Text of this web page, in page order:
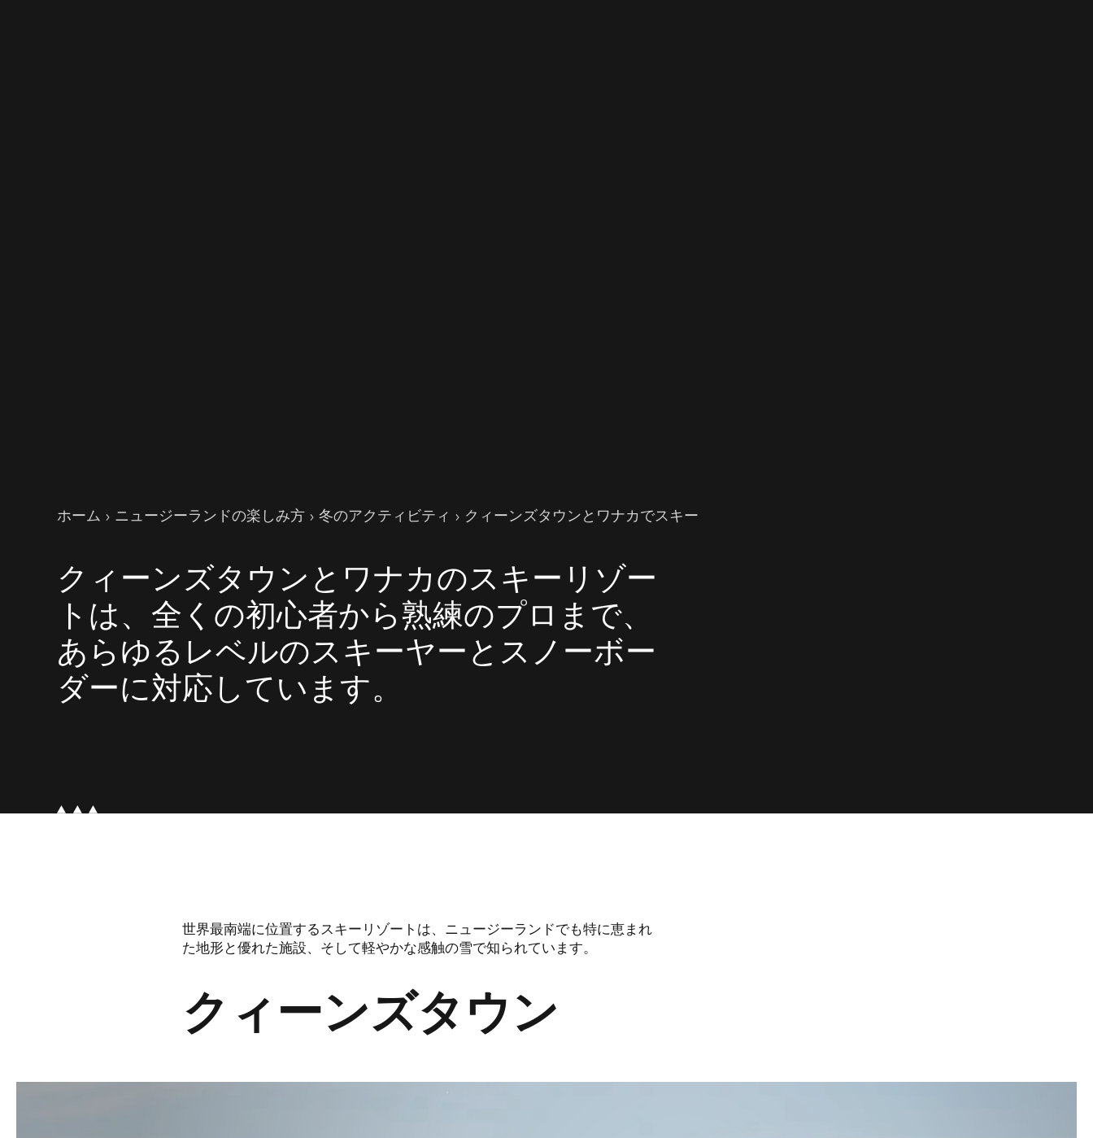
現在のページ
ホーム ニュージーランドの楽しみ方 冬のアクティビティ クィーンズタウンとワナカでスキー
クィーンズタウンとワナカのスキーリゾー
トは、全くの初心者から熟練のプロまで、
あらゆるレベルのスキーヤーとスノーボー
ダーに対応しています。
世界最南端に位置するスキーリゾートは、 ニュージーランドでも特に恵まれ
た地形と優れた施設、そして軽やかな感触の雪で知られています。
クィーンズタウン